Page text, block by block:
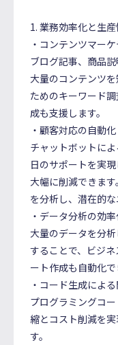
1. 業務効率化と生
・コンテンツマー
ブログ記事、商品説
大量のコンテンツ
ためのキーワード
成も支援します。
・顧客対応の自動化
チャットボットに
日のサポートを実
大幅に削減できま
を分析し、潜在的な
・データ分析の効
大量のデータを分
することで、ビジ
ート作成も自動化で
・コード生成によ
プログラミングコ
縮とコスト削減を
す。